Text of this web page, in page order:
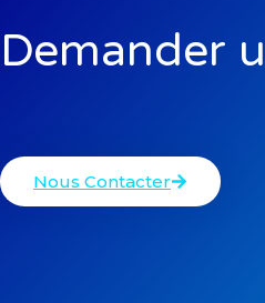
Demander
Nous Contacter